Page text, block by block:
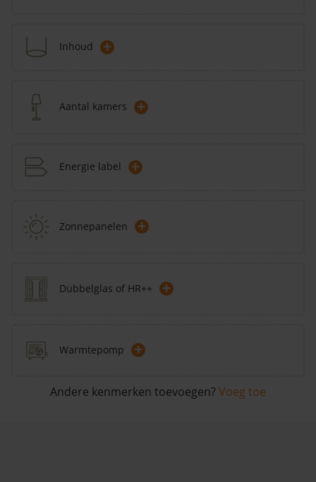
Inhoud +
Aantal kamers +
Energie label +
Zonnepanelen +
Dubbelglas of HR++ +
Warmtepomp +
Andere kenmerken toevoegen? Voeg toe